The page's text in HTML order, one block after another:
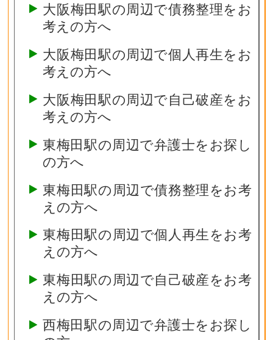
大阪梅田駅の周辺で債務整理をお
考えの方へ
大阪梅田駅の周辺で個人再生をお
考えの方へ
大阪梅田駅の周辺で自己破産をお
考えの方へ
東梅田駅の周辺で弁護士をお探し
の方へ
東梅田駅の周辺で債務整理をお考
えの方へ
東梅田駅の周辺で個人再生をお考
えの方へ
東梅田駅の周辺で自己破産をお考
えの方へ
西梅田駅の周辺で弁護士をお探し